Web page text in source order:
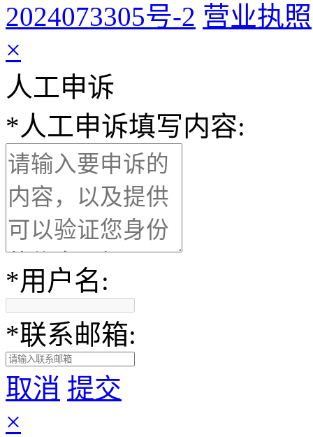
2024073305号-2 营业执照
×
人工申诉
*人工申诉填写内容:
*用户名:
*联系邮箱:
取消 提交
×